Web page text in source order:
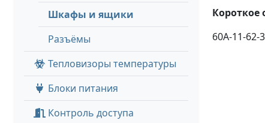
Шкафы и ящики
Разъёмы
Тепловизоры температуры
Блоки питания
Контроль доступа
Короткое
60A-11-62-